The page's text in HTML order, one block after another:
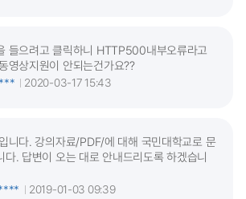
들으려고 클릭하니 HTTP500내부오류라고
영상지원이 안되는건가요??
2020-03-17 15:43
니다. 강의자료/PDF/에 대해 국민대학교로 문
다. 답변이 오는 대로 안내드리도록 하겠습니
2019-01-03 09:39